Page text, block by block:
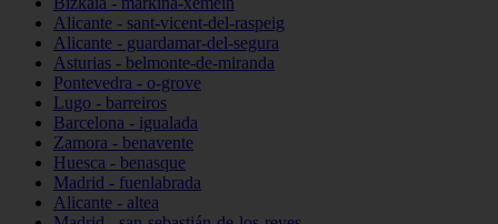
Alicante - sant-vicent-del-raspeig
Alicante - guardamar-del-segura
Asturias - belmonte-de-miranda
Pontevedra - o-grove
Lugo - barreiros
Barcelona - igualada
Zamora - benavente
Huesca - benasque
Madrid - fuenlabrada
Alicante - altea